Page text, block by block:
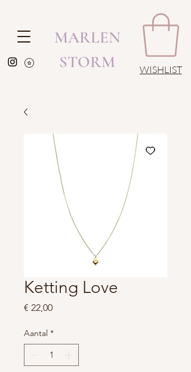
MARLEN
STORM
WISHLIST
Ketting Love
€ 22,00Prijs
Aantal *